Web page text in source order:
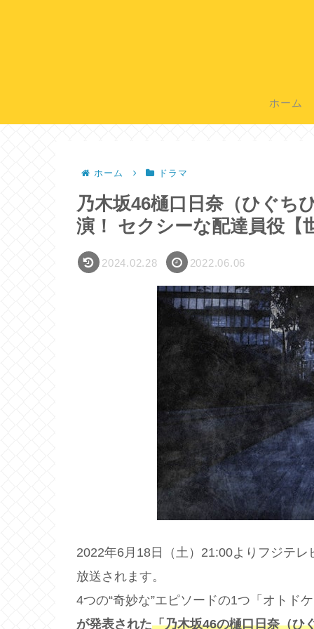
ホーム
ホーム ドラマ
乃木坂46樋口日奈（ひぐち
演！ セクシーな配達員役【
2024.02.28 2022.06.06
2022年6月18日（土）21:00よりフジテレ
放送されます。
4つの“奇妙な”エピソードの1つ「オトド
が発表された「乃木坂46の樋口日奈（ひ